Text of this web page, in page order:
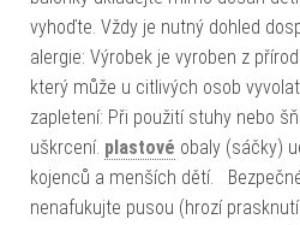
vyhoďte. Vždy je nutný dohled
alergie: Výrobek je vyroben z
který může u citlivých osob
zapletení: Při použití stuhy nebo
uškrcení. plastové obaly (sáčky)
kojenců a menších dětí.
nenafukujte pusou (hrozí